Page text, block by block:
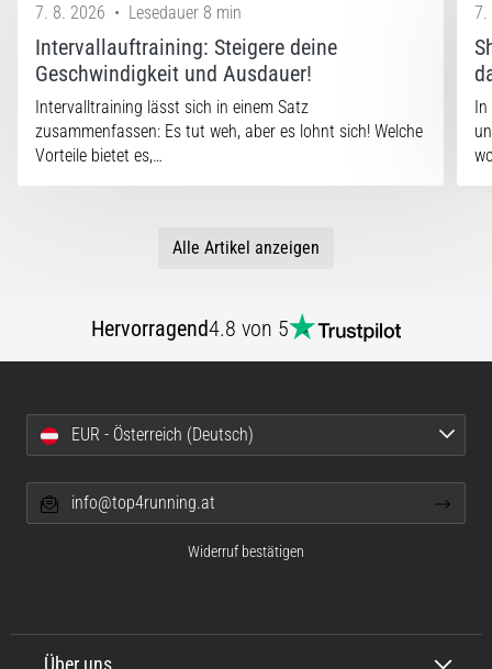
7. 8. 2026 • Lesedauer 8 min
Intervallauftraining: Steigere deine
Geschwindigkeit und Ausdauer!
Intervalltraining lässt sich in einem Satz
zusammenfassen: Es tut weh, aber es lohnt sich! Welche
Vorteile bietet es,…
7.
In
Alle Artikel anzeigen
Hervorragend4.8 von 5
Über uns
EUR - Österreich (Deutsch)
info@top4running.at
Widerruf bestätigen